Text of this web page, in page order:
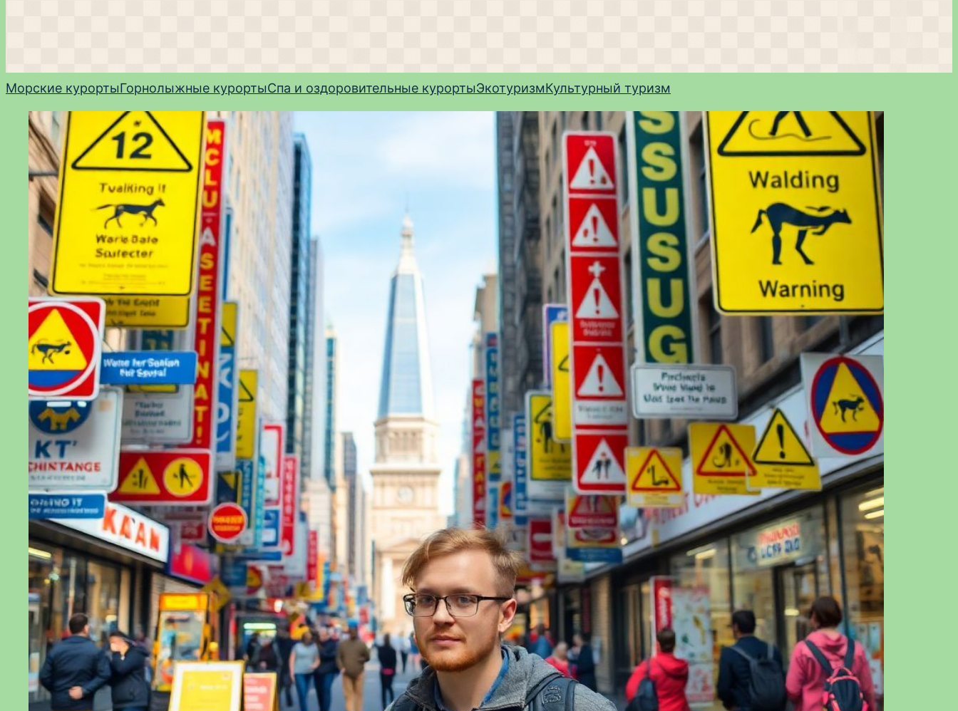
Морские курортыГорнолыжные курортыСпа и оздоровительные курортыЭкотуризмКультурный туризм